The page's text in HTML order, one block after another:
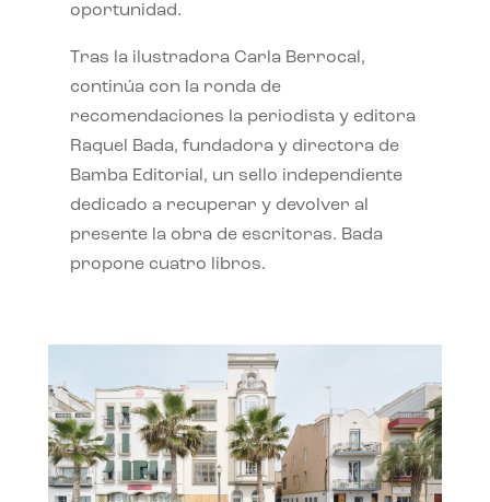
oportunidad.
Tras la ilustradora Carla Berrocal,
continúa con la ronda de
recomendaciones la periodista y editora
Raquel Bada, fundadora y directora de
Bamba Editorial, un sello independiente
dedicado a recuperar y devolver al
presente la obra de escritoras. Bada
propone cuatro libros.